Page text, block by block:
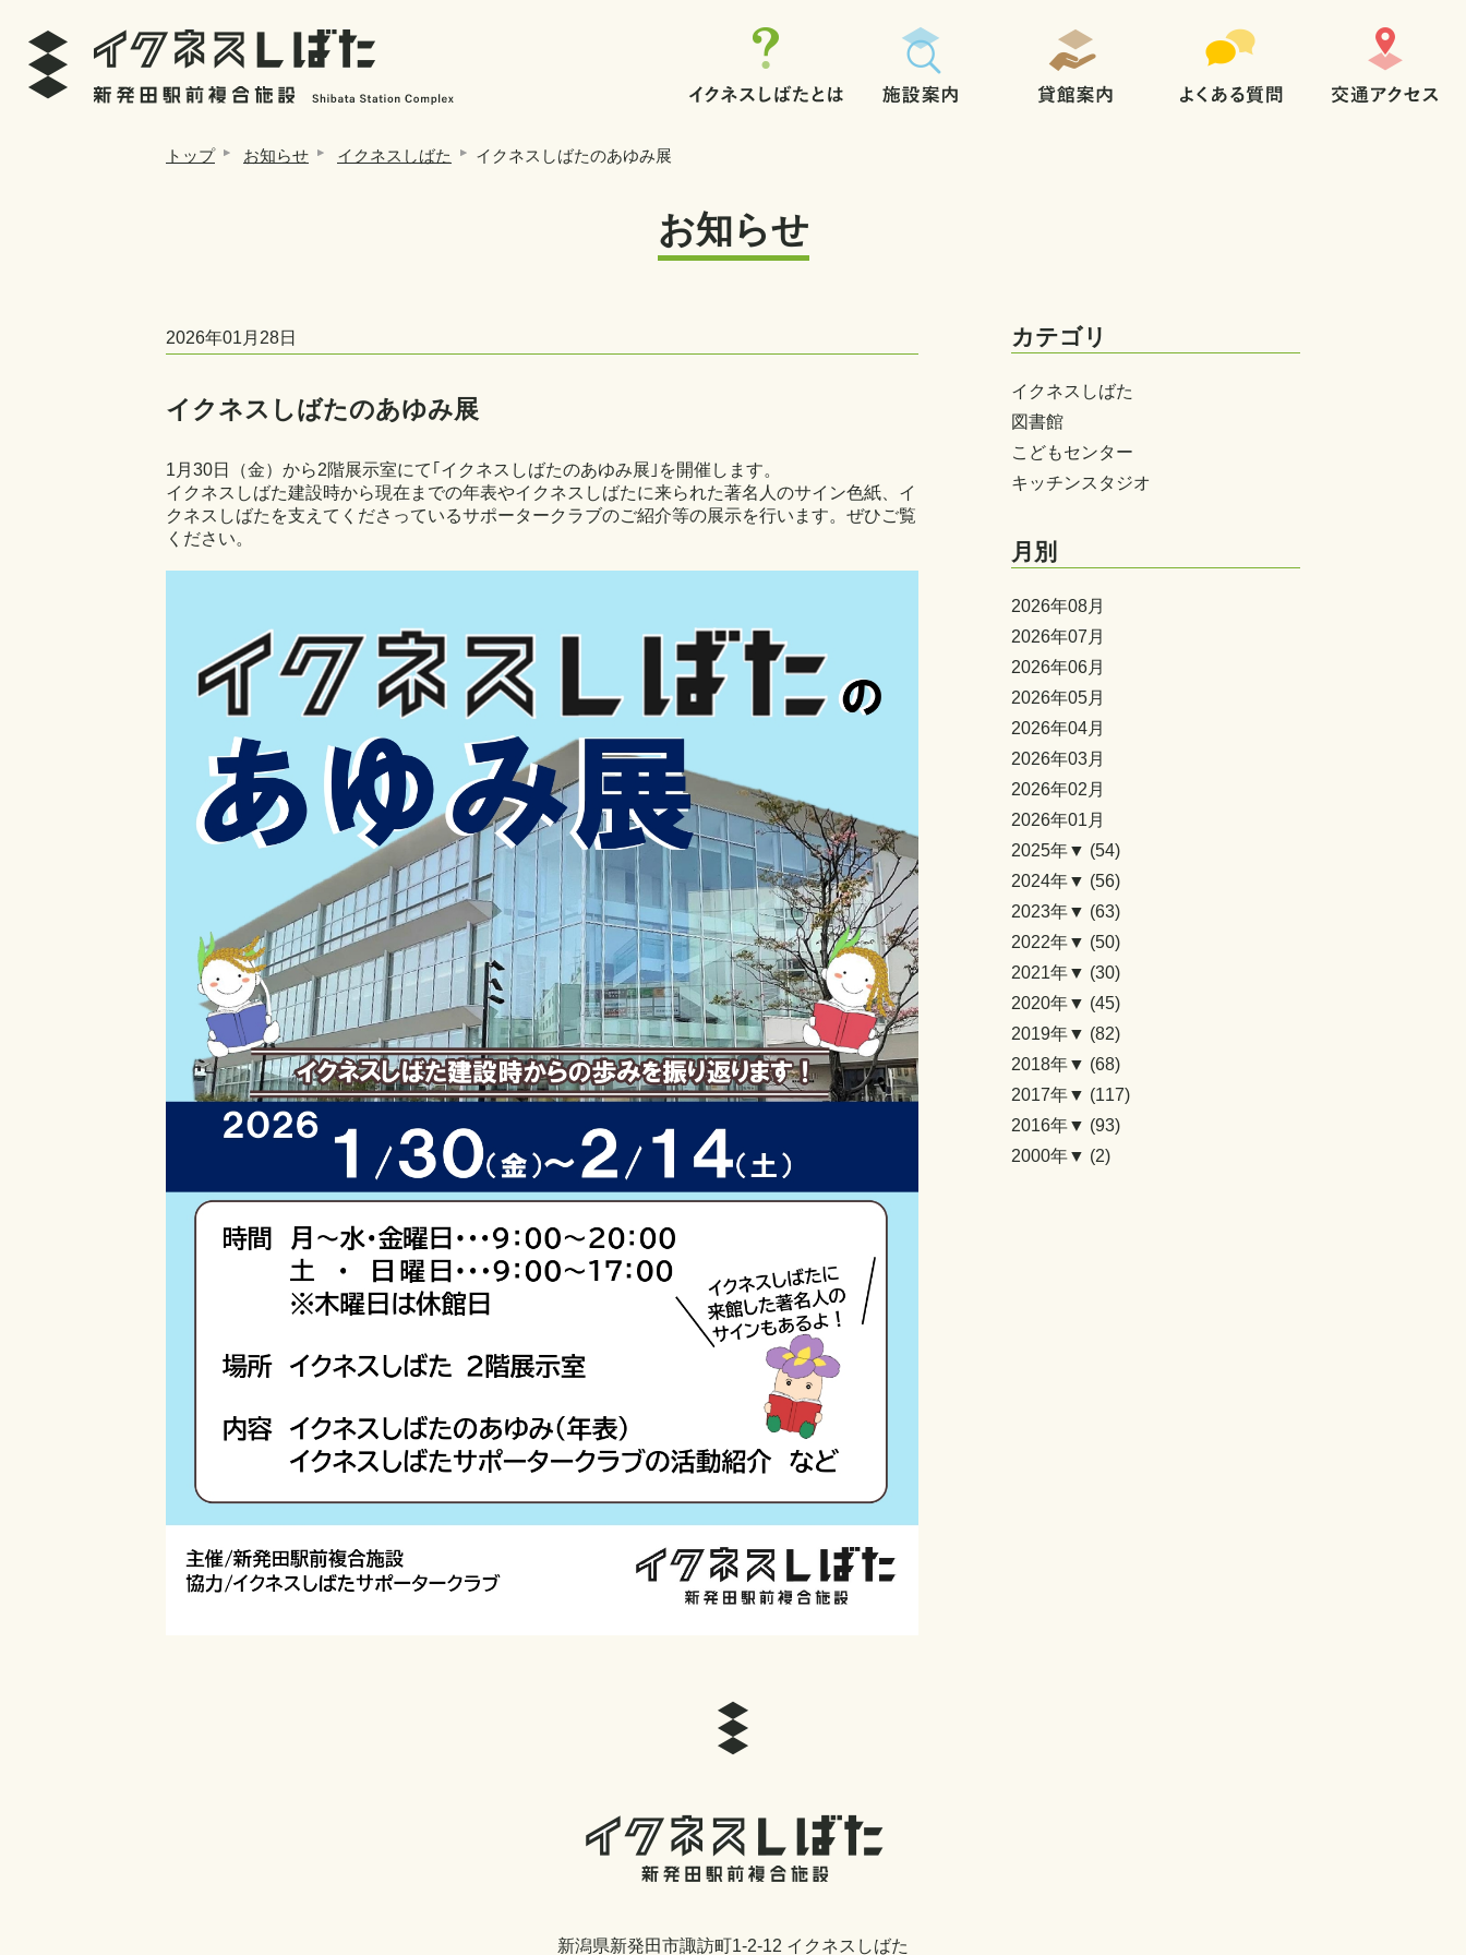
トップ お知らせ イクネスしばた イクネスしばたのあゆみ展
お知らせ
2026年01月28日
イクネスしばたのあゆみ展
1月30日（金）から2階展示室にて｢イクネスしばたのあゆみ展｣を開催します。
イクネスしばた建設時から現在までの年表やイクネスしばたに来られた著名人のサイン色紙、イ
クネスしばたを支えてくださっているサポータークラブのご紹介等の展示を行います。ぜひご覧
ください。
カテゴリ
イクネスしばた
図書館
こどもセンター
キッチンスタジオ
月別
2026年08月
2026年07月
2026年06月
2026年05月
2026年04月
2026年03月
2026年02月
2026年01月
2025年▼ (54)
2024年▼ (56)
2023年▼ (63)
2022年▼ (50)
2021年▼ (30)
2020年▼ (45)
2019年▼ (82)
2018年▼ (68)
2017年▼ (117)
2016年▼ (93)
2000年▼ (2)
新潟県新発田市諏訪町1-2-12 イクネスしばた